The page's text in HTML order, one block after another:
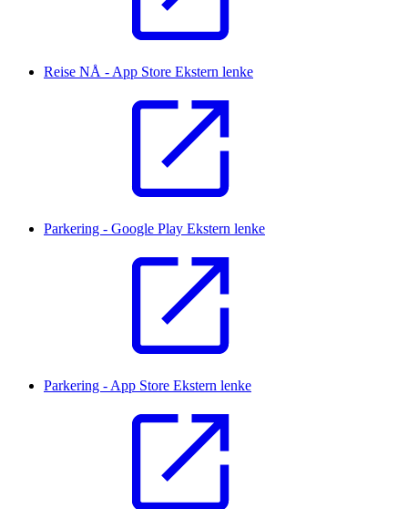
Reise NÅ - App Store Ekstern lenke
Parkering - Google Play Ekstern lenke
Parkering - App Store Ekstern lenke